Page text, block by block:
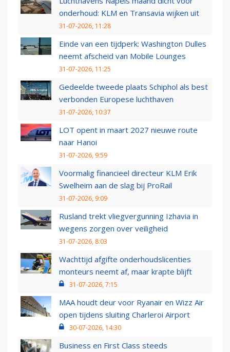
onderhoud: KLM en Transavia wijken uit
31-07-2026, 11:28
Einde van een tijdperk: Washington Dulles
neemt afscheid van Mobile Lounges
31-07-2026, 11:25
Gedeelde tweede plaats Schiphol als best
verbonden Europese luchthaven
31-07-2026, 10:37
LOT opent in maart 2027 nieuwe route
naar Hanoi
31-07-2026, 9:59
Voormalig financieel directeur KLM Erik
Swelheim aan de slag bij ProRail
31-07-2026, 9:09
Rusland trekt vliegvergunning Izhavia in
wegens zorgen over veiligheid
31-07-2026, 8:03
Wachttijd afgifte onderhoudslicenties
monteurs neemt af, maar krapte blijft
31-07-2026, 7:15
MAA houdt deur voor Ryanair en Wizz Air
open tijdens sluiting Charleroi Airport
30-07-2026, 14:30
Business en First Class steeds